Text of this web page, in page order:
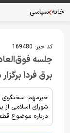
خانه سیاسی
کد خبر: 169480
جلسه
برق فردا
خبرمهم:
شورای اسلامی از
درباره موضوع